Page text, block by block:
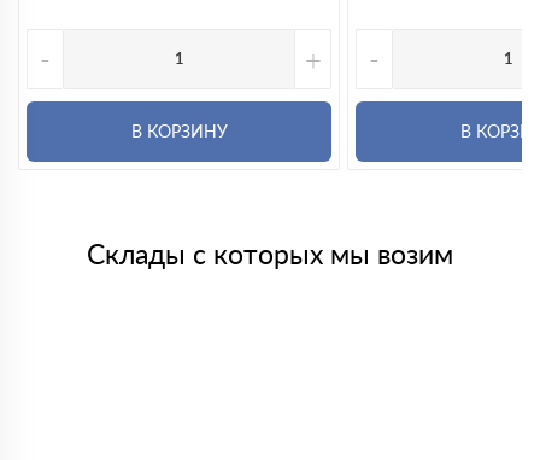
- +
В КОРЗИНУ
-
В
Склады с которых мы возим